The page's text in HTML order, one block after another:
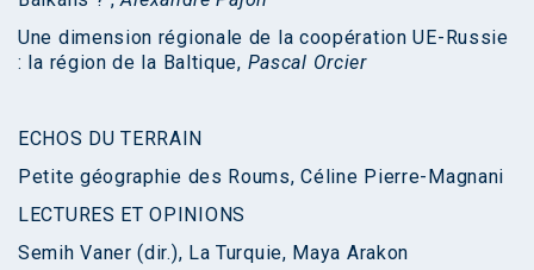
Une dimension régionale de la coopération UE-Russie
: la région de la Baltique, Pascal Orcier
ECHOS DU TERRAIN
Petite géographie des Roums, Céline Pierre-Magnani
LECTURES ET OPINIONS
Semih Vaner (dir.), La Turquie, Maya Arakon